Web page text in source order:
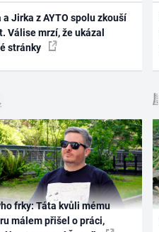
a Jirka z AYTO spolu zkouší
Válise mrzí, že ukázal
stránky
frky: Táta kvůli mému
málem přišel o práci,